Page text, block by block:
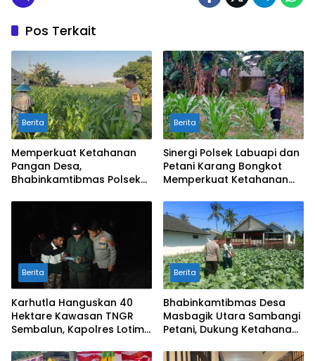
Pos Terkait
Berita
Memperkuat Ketahanan
Pangan Desa,
Bhabinkamtibmas Polsek
Kuranji Dalang
Berita
Sinergi Polsek Labuapi dan
Petani Karang Bongkot
Memperkuat Ketahanan
Berita
Karhutla Hanguskan 40
Hektare Kawasan TNGR
Sembalun, Kapolres Lotim
Api
Berita
Bhabinkamtibmas Desa
Masbagik Utara Sambangi
Petani, Dukung Ketahanan
Pangan